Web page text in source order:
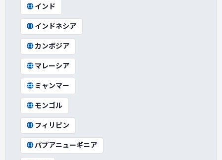
インド
インドネシア
カンボジア
マレーシア
ミャンマー
モンゴル
フィリピン
パプアニューギニア